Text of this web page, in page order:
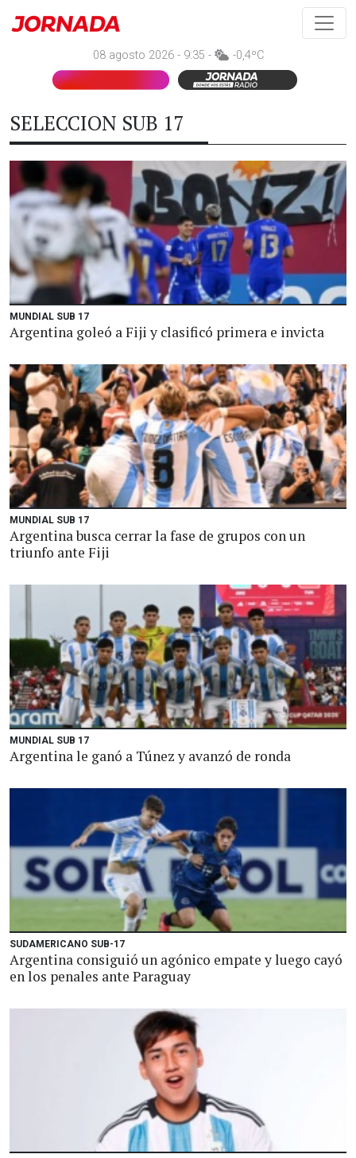
08 agosto 2026 - 9:35 - -0,4ºC
SELECCION SUB 17
MUNDIAL SUB 17
Argentina goleó a Fiji y clasificó primera e invicta
MUNDIAL SUB 17
Argentina busca cerrar la fase de grupos con un
triunfo ante Fiji
MUNDIAL SUB 17
Argentina le ganó a Túnez y avanzó de ronda
SUDAMERICANO SUB-17
Argentina consiguió un agónico empate y luego cayó
en los penales ante Paraguay